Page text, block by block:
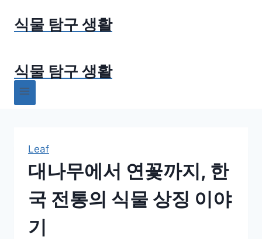
식물 탐구 생활
식물 탐구 생활
Leaf
대나무에서 연꽃까지, 한
국 전통의 식물 상징 이야
기